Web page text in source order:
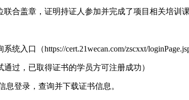
合盖章，证明持证人参加并完成了项目相关培训
统入口（https://cert.21wecan.com/zscxxt/
过，已取得证书的学员方可注册成功）
息登录，查询并下载证书信息。